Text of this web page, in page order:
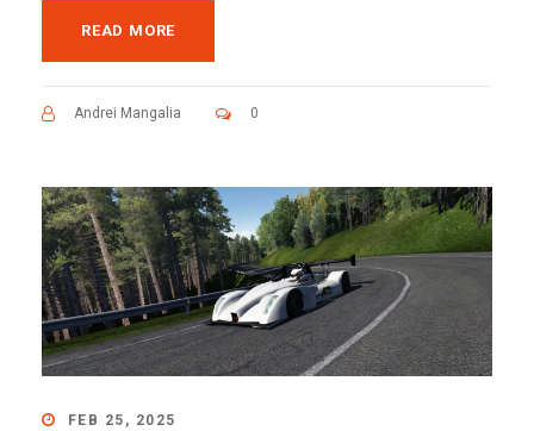
READ MORE
Andrei Mangalia 0
FEB 25, 2025